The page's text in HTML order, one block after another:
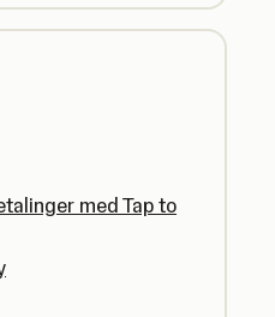
med Tap to